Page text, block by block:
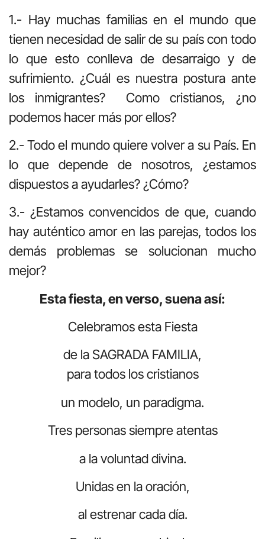
1.- Hay muchas familias en el mundo que
tienen necesidad de salir de su país con todo
lo que esto conlleva de desarraigo y de
sufrimiento. ¿Cuál es nuestra postura ante
los inmigrantes? Como cristianos, ¿no
podemos hacer más por ellos?
2.- Todo el mundo quiere volver a su País. En
lo que depende de nosotros, ¿estamos
dispuestos a ayudarles? ¿Cómo?
3.- ¿Estamos convencidos de que, cuando
hay auténtico amor en las parejas, todos los
demás problemas se solucionan mucho
mejor?
Esta fiesta, en verso, suena así:
Celebramos esta Fiesta
de la SAGRADA FAMILIA,
para todos los cristianos
un modelo, un paradigma.
Tres personas siempre atentas
a la voluntad divina.
Unidas en la oración,
al estrenar cada día.